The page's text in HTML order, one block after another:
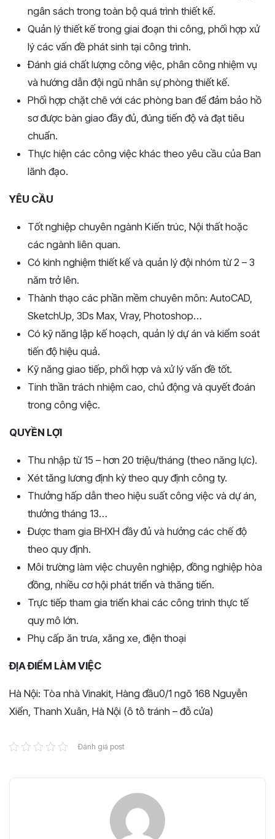
ngân sách trong toàn bộ quá trình thiết kế.
Quản lý thiết kế trong giai đoạn thi công, phối hợp xử
lý các vấn đề phát sinh tại công trình.
Đánh giá chất lượng công việc, phân công nhiệm vụ
và hướng dẫn đội ngũ nhân sự phòng thiết kế.
Phối hợp chặt chẽ với các phòng ban để đảm bảo hồ
sơ được bàn giao đầy đủ, đúng tiến độ và đạt tiêu
chuẩn.
Thực hiện các công việc khác theo yêu cầu của Ban
lãnh đạo.
YÊU CẦU
Tốt nghiệp chuyên ngành Kiến trúc, Nội thất hoặc
các ngành liên quan.
Có kinh nghiệm thiết kế và quản lý đội nhóm từ 2 – 3
năm trở lên.
Thành thạo các phần mềm chuyên môn: AutoCAD,
SketchUp, 3Ds Max, Vray, Photoshop…
Có kỹ năng lập kế hoạch, quản lý dự án và kiểm soát
tiến độ hiệu quả.
Kỹ năng giao tiếp, phối hợp và xử lý vấn đề tốt.
Tinh thần trách nhiệm cao, chủ động và quyết đoán
trong công việc.
QUYỀN LỢI
Thu nhập từ 15 – hơn 20 triệu/tháng (theo năng lực).
Xét tăng lương định kỳ theo quy định công ty.
Thưởng hấp dẫn theo hiệu suất công việc và dự án,
thưởng tháng 13…
Được tham gia BHXH đầy đủ và hưởng các chế độ
theo quy định.
Môi trường làm việc chuyên nghiệp, đồng nghiệp hòa
đồng, nhiều cơ hội phát triển và thăng tiến.
Trực tiếp tham gia triển khai các công trình thực tế
quy mô lớn.
Phụ cấp ăn trưa, xăng xe, điện thoại
ĐỊA ĐIỂM LÀM VIỆC
Hà Nội: Tòa nhà Vinakit, Hàng đầu0/1 ngõ 168 Nguyễn
Xiển, Thanh Xuân, Hà Nội (ô tô tránh – đỗ cửa)
Đánh giá post